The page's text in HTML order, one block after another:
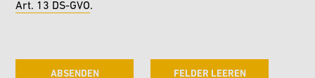
Art. 13 DS-GVO.